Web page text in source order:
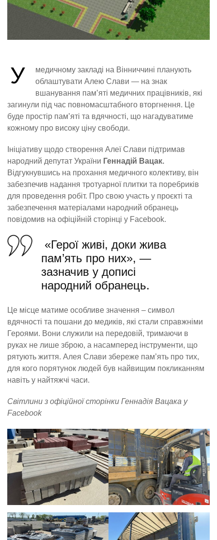
У
медичному закладі на Вінниччині планують
облаштувати Алею Слави — на знак
вшанування пам’яті медичних працівників, які
загинули під час повномасштабного вторгнення. Це
буде простір пам’яті та вдячності, що нагадуватиме
кожному про високу ціну свободи.
Ініціативу щодо створення Алеї Слави підтримав
народний депутат України Геннадій Вацак.
Відгукнувшись на прохання медичного колективу, він
забезпечив надання тротуарної плитки та поребриків
для проведення робіт. Про свою участь у проєкті та
забезпечення матеріалами народний обранець
повідомив на офіційній сторінці у Facebook.
«Герої живі, доки жива
пам’ять про них», —
зазначив у дописі
народний обранець.
Це місце матиме особливе значення – символ
вдячності та пошани до медиків, які стали справжніми
Героями. Вони служили на передовій, тримаючи в
руках не лише зброю, а насамперед інструменти, що
рятують життя. Алея Слави збереже пам’ять про тих,
для кого порятунок людей був найвищим покликанням
навіть у найтяжчі часи.
Світлини з офіційної сторінки Геннадія Вацака у
Facebook